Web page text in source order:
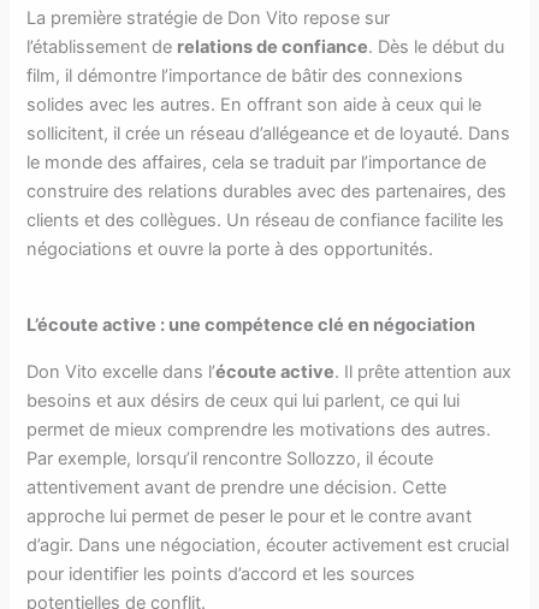
La première stratégie de Don Vito repose sur
l’établissement de relations de confiance. Dès le début du
film, il démontre l’importance de bâtir des connexions
solides avec les autres. En offrant son aide à ceux qui le
sollicitent, il crée un réseau d’allégeance et de loyauté. Dans
le monde des affaires, cela se traduit par l’importance de
construire des relations durables avec des partenaires, des
clients et des collègues. Un réseau de confiance facilite les
négociations et ouvre la porte à des opportunités.
L’écoute active : une compétence clé en négociation
Don Vito excelle dans l’écoute active. Il prête attention aux
besoins et aux désirs de ceux qui lui parlent, ce qui lui
permet de mieux comprendre les motivations des autres.
Par exemple, lorsqu’il rencontre Sollozzo, il écoute
attentivement avant de prendre une décision. Cette
approche lui permet de peser le pour et le contre avant
d’agir. Dans une négociation, écouter activement est crucial
pour identifier les points d’accord et les sources
potentielles de conflit.